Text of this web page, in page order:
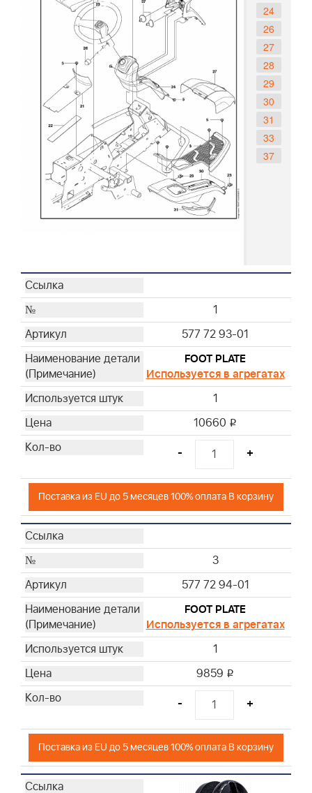
24
26
27
28
29
30
31
33
37
1
577 72 93-01
FOOT PLATE
Используется в агрегатах
1
10660 i
- +
Поставка из EU до 5 месяцев 100% оплата В корзину
3
577 72 94-01
FOOT PLATE
Используется в агрегатах
1
9859 i
- +
Поставка из EU до 5 месяцев 100% оплата В корзину